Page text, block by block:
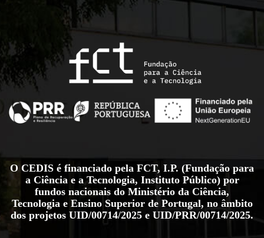
O CEDIS é financiado pela FCT, I.P. (Fundação para
a Ciência e a Tecnologia, Instituto Público) por
fundos nacionais do Ministério da Ciência,
Tecnologia e Ensino Superior de Portugal, no âmbito
dos projetos UID/00714/2025 e UID/PRR/00714/2025.